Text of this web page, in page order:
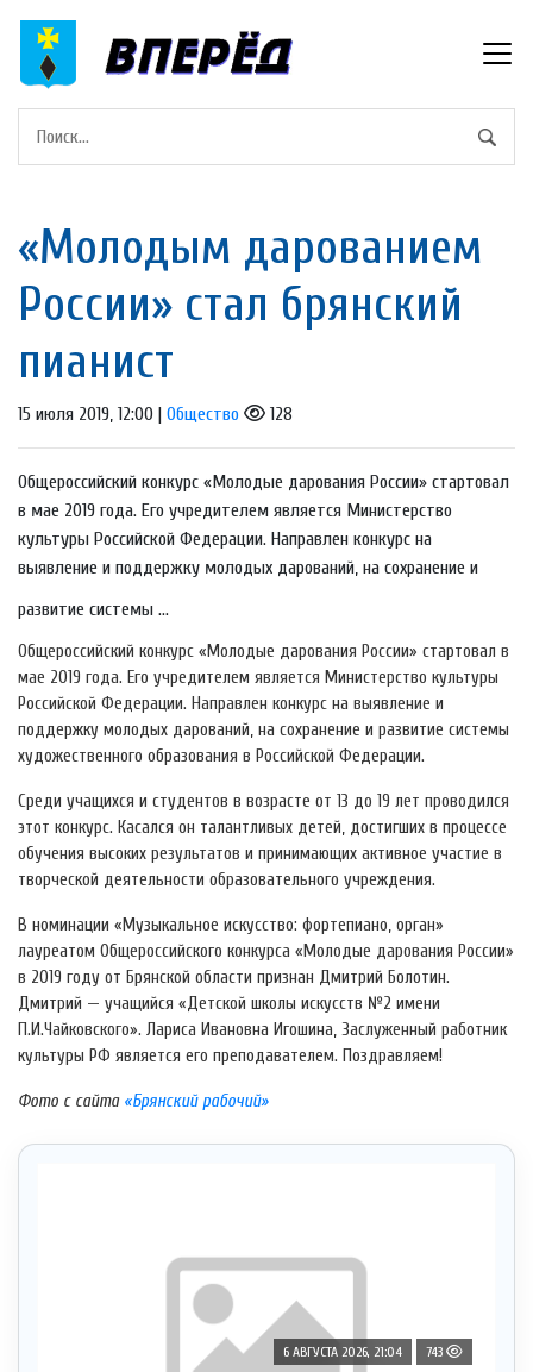
«Молодым дарованием
России» стал брянский
пианист
15 июля 2019, 12:00 | Общество 128
Общероссийский конкурс «Молодые дарования России» стартовал
в мае 2019 года. Его учредителем является Министерство
культуры Российской Федерации. Направлен конкурс на
выявление и поддержку молодых дарований, на сохранение и
развитие системы ...
Общероссийский конкурс «Молодые дарования России» стартовал в
мае 2019 года. Его учредителем является Министерство культуры
Российской Федерации. Направлен конкурс на выявление и
поддержку молодых дарований, на сохранение и развитие системы
художественного образования в Российской Федерации.
Среди учащихся и студентов в возрасте от 13 до 19 лет проводился
этот конкурс. Касался он талантливых детей, достигших в процессе
обучения высоких результатов и принимающих активное участие в
творческой деятельности образовательного учреждения.
В номинации «Музыкальное искусство: фортепиано, орган»
лауреатом Общероссийского конкурса «Молодые дарования России»
в 2019 году от Брянской области признан Дмитрий Болотин.
Дмитрий — учащийся «Детской школы искусств №2 имени
П.И.Чайковского». Лариса Ивановна Игошина, Заслуженный работник
культуры РФ является его преподавателем. Поздравляем!
Фото с сайта «Брянский рабочий»
6 АВГУСТА 2026, 21:04 743